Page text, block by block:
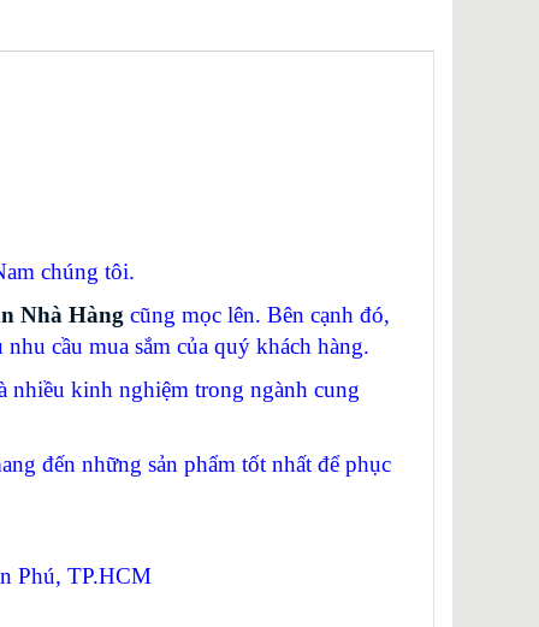
chúng tôi.
Nhà Hàng cũng mọc lên. Bên cạnh đó,
cầu mua sắm của quý khách hàng.
nhiều kinh nghiệm trong ngành cung
đến những sản phẩm tốt nhất để phục
Phú, TP.HCM